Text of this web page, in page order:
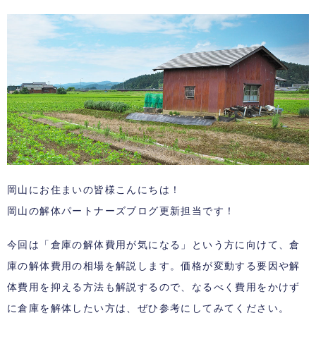
岡山にお住まいの皆様こんにちは！
岡山の解体パートナーズブログ更新担当です！
今回は「倉庫の解体費用が気になる」という方に向けて、倉
庫の解体費用の相場を解説します。価格が変動する要因や解
体費用を抑える方法も解説するので、なるべく費用をかけず
に倉庫を解体したい方は、ぜひ参考にしてみてください。